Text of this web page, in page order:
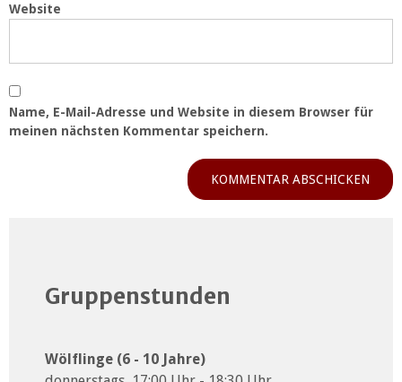
Website
Name, E-Mail-Adresse und Website in diesem Browser für
meinen nächsten Kommentar speichern.
Gruppenstunden
Wölflinge (6 - 10 Jahre)